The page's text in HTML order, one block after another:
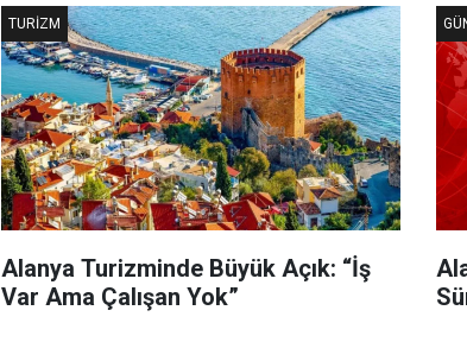
Alanya Turizminde Büyük Açık: “İş
Var Ama Çalışan Yok”
TURIZM